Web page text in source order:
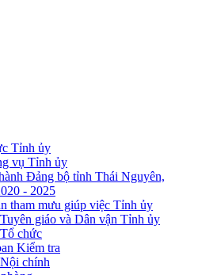
Tỉnh ủy
vụ Tỉnh ủy
Đảng bộ tỉnh Thái Nguyên,
- 2025
tham mưu giúp việc Tỉnh ủy
giáo và Dân vận Tỉnh ủy
chức
Kiểm tra
chính